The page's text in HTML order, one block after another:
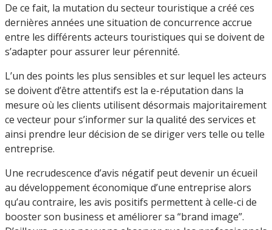
De ce fait, la mutation du secteur touristique a créé ces
dernières années une situation de concurrence accrue
entre les différents acteurs touristiques qui se doivent de
s’adapter pour assurer leur pérennité.
L’un des points les plus sensibles et sur lequel les acteurs
se doivent d’être attentifs est la e-réputation dans la
mesure où les clients utilisent désormais majoritairement
ce vecteur pour s’informer sur la qualité des services et
ainsi prendre leur décision de se diriger vers telle ou telle
entreprise.
Une recrudescence d’avis négatif peut devenir un écueil
au développement économique d’une entreprise alors
qu’au contraire, les avis positifs permettent à celle-ci de
booster son business et améliorer sa “brand image”.